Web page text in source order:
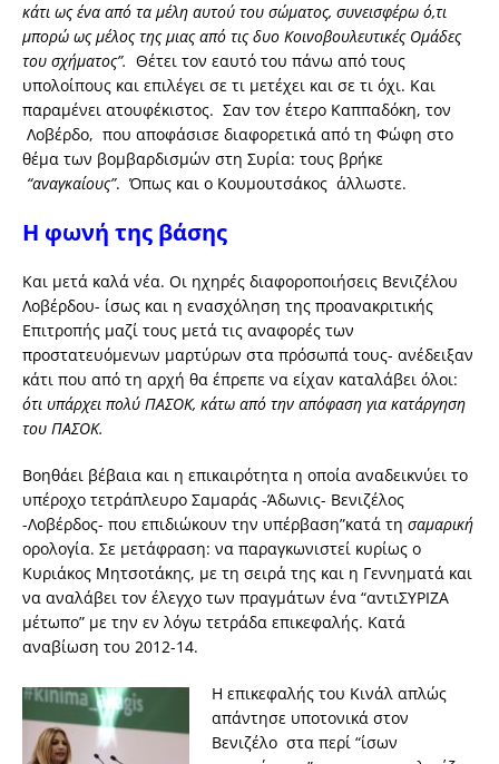
κάτι ως ένα από τα μέλη αυτού του σώματος, συνεισφέρω ό,τι
μπορώ ως μέλος της μιας από τις δυο Κοινοβουλευτικές Ομάδες
του σχήματος”. Θέτει τον εαυτό του πάνω από τους
υπολοίπους και επιλέγει σε τι μετέχει και σε τι όχι. Και
παραμένει ατουφέκιστος. Σαν τον έτερο Καππαδόκη, τον
Λοβέρδο, που αποφάσισε διαφορετικά από τη Φώφη στο
θέμα των βομβαρδισμών στη Συρία: τους βρήκε
“αναγκαίους”. Όπως και ο Κουμουτσάκος άλλωστε.
Η φωνή της βάσης
Και μετά καλά νέα. Οι ηχηρές διαφοροποιήσεις Βενιζέλου
Λοβέρδου- ίσως και η ενασχόληση της προανακριτικής
Επιτροπής μαζί τους μετά τις αναφορές των
προστατευόμενων μαρτύρων στα πρόσωπά τους- ανέδειξαν
κάτι που από τη αρχή θα έπρεπε να είχαν καταλάβει όλοι:
ότι υπάρχει πολύ ΠΑΣΟΚ, κάτω από την απόφαση για κατάργηση
του ΠΑΣΟΚ.
Βοηθάει βέβαια και η επικαιρότητα η οποία αναδεικνύει το
υπέροχο τετράπλευρο Σαμαράς -Άδωνις- Βενιζέλος
-Λοβέρδος- που επιδιώκουν την υπέρβαση”κατά τη σαμαρική
ορολογία. Σε μετάφραση: να παραγκωνιστεί κυρίως ο
Κυριάκος Μητσοτάκης, με τη σειρά της και η Γεννηματά και
να αναλάβει τον έλεγχο των πραγμάτων ένα “αντιΣΥΡΙΖΑ
μέτωπο” με την εν λόγω τετράδα επικεφαλής. Κατά
αναβίωση του 2012-14.
Η επικεφαλής του Κινάλ απλώς
απάντησε υποτονικά στον
Βενιζέλο στα περί “ίσων